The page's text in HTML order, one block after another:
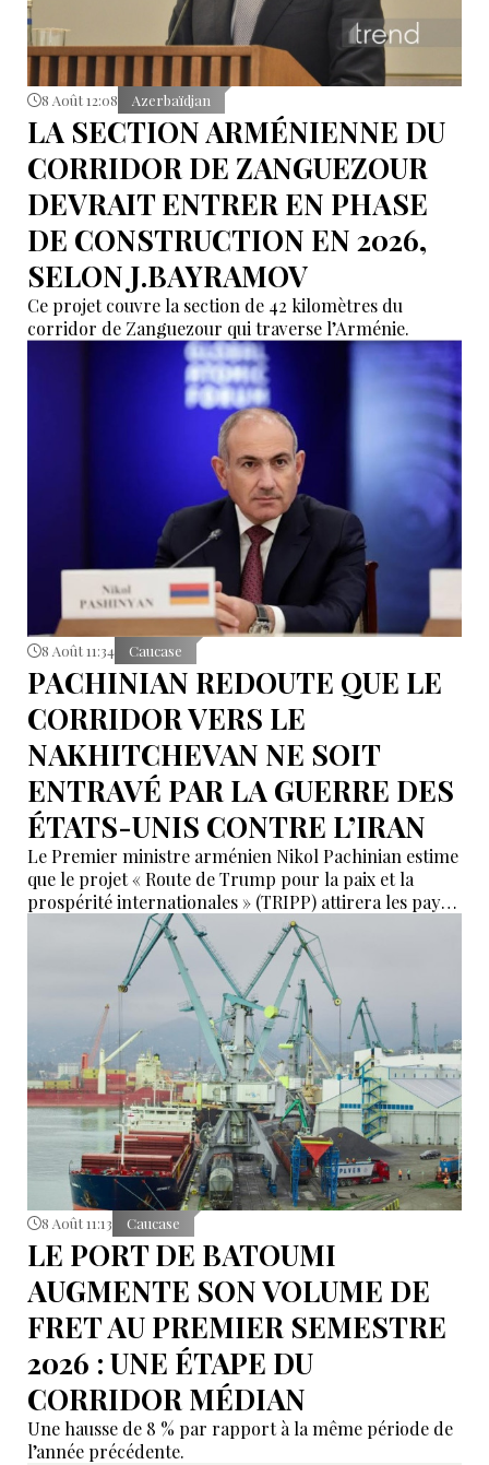
8 Août 12:08 Azerbaïdjan
LA SECTION ARMÉNIENNE DU
CORRIDOR DE ZANGUEZOUR
DEVRAIT ENTRER EN PHASE
DE CONSTRUCTION EN 2026,
SELON J.BAYRAMOV
Ce projet couvre la section de 42 kilomètres du
corridor de Zanguezour qui traverse l’Arménie.
8 Août 11:34 Caucase
PACHINIAN REDOUTE QUE LE
CORRIDOR VERS LE
NAKHITCHEVAN NE SOIT
ENTRAVÉ PAR LA GUERRE DES
ÉTATS-UNIS CONTRE L’IRAN
Le Premier ministre arménien Nikol Pachinian estime
que le projet « Route de Trump pour la paix et la
prospérité internationales » (TRIPP) attirera les pays
de la région, mais il a également déclaré que
l’instabilité régionale pourrait entraver sa mise en
8 Août 11:13 Caucase
LE PORT DE BATOUMI
AUGMENTE SON VOLUME DE
FRET AU PREMIER SEMESTRE
2026 : UNE ÉTAPE DU
CORRIDOR MÉDIAN
Une hausse de 8 % par rapport à la même période de
l’année précédente.